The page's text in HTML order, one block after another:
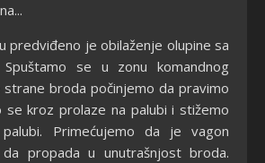
predviđeno je obilaženje olupine sa
se u zonu komandnog
broda počinjemo da pravimo
se kroz prolaze na palubi i stižemo
Primećujemo da je vagon
propada u unutrašnjost broda.